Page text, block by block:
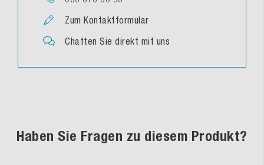
Zum Kontaktformular
Chatten Sie direkt mit uns
Haben Sie Fragen zu diesem Produkt?